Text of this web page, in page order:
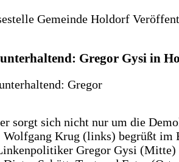
Gemeinde Holdorf
Gregor Gysi in
sorgt sich nicht nur um die
Krug (links) begrüßt im
Gregor Gysi (Mitte)